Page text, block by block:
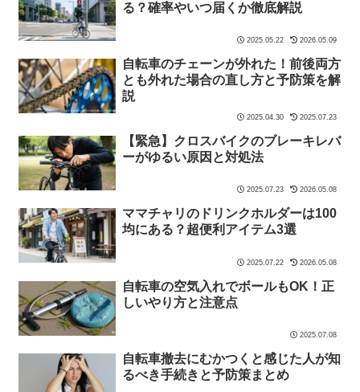
る？確率やいつ届くか徹底解説
2025.05.22 2026.05.09
自転車のチェーンが外れた！前後両方
とも外れた場合の直し方と予防策を解
説
2025.04.30 2025.07.23
【緊急】クロスバイクのブレーキレバ
ーがゆるい原因と対処法
2025.07.23 2026.05.08
ママチャリのドリンクホルダーは100
均にある？超便利アイテム3選
2025.07.22 2026.05.08
自転車の空気入れでボールもOK！正
しいやり方と注意点
2025.07.08
自転車撤去にむかつくと感じた人が知
るべき手続きと予防策まとめ